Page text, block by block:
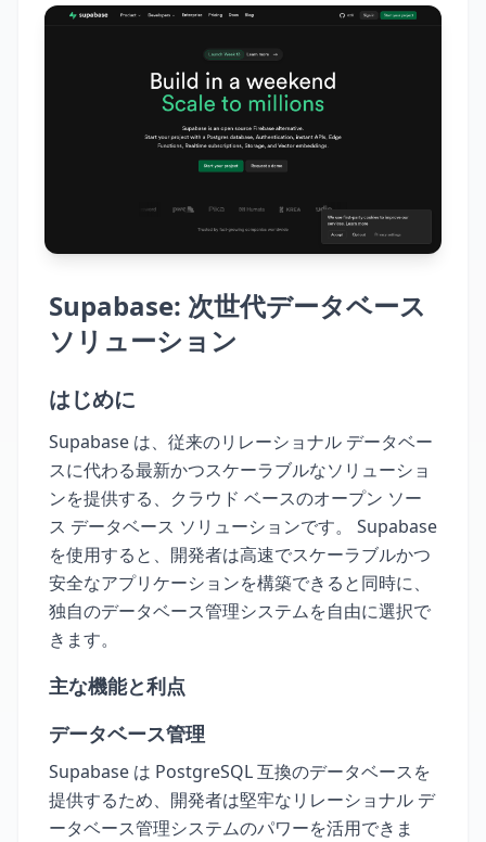
Supabase: 次世代データベース
ソリューション
はじめに
Supabase は、従来のリレーショナル データベー
スに代わる最新かつスケーラブルなソリューショ
ンを提供する、クラウド ベースのオープン ソー
ス データベース ソリューションです。 Supabase
を使用すると、開発者は高速でスケーラブルかつ
安全なアプリケーションを構築できると同時に、
独自のデータベース管理システムを自由に選択で
きます。
主な機能と利点
データベース管理
Supabase は PostgreSQL 互換のデータベースを
提供するため、開発者は堅牢なリレーショナル デ
ータベース管理システムのパワーを活用できま